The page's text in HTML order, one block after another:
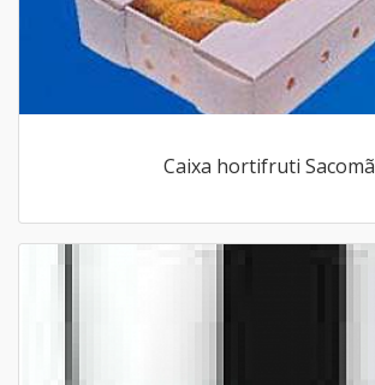
Caixa hortifruti Sacomã